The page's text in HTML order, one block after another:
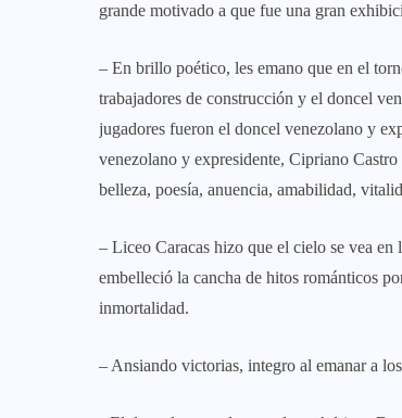
grande motivado a que fue una gran
– En brillo poético, les emano que en el
trabajadores de construcción y el doncel
jugadores fueron el doncel venezolano y
venezolano y expresidente, Cipriano
belleza, poesía, anuencia, amabilidad,
– Liceo Caracas hizo que el cielo se vea en
embelleció la cancha de hitos románticos
inmortalidad.
– Ansiando victorias, integro al emanar a